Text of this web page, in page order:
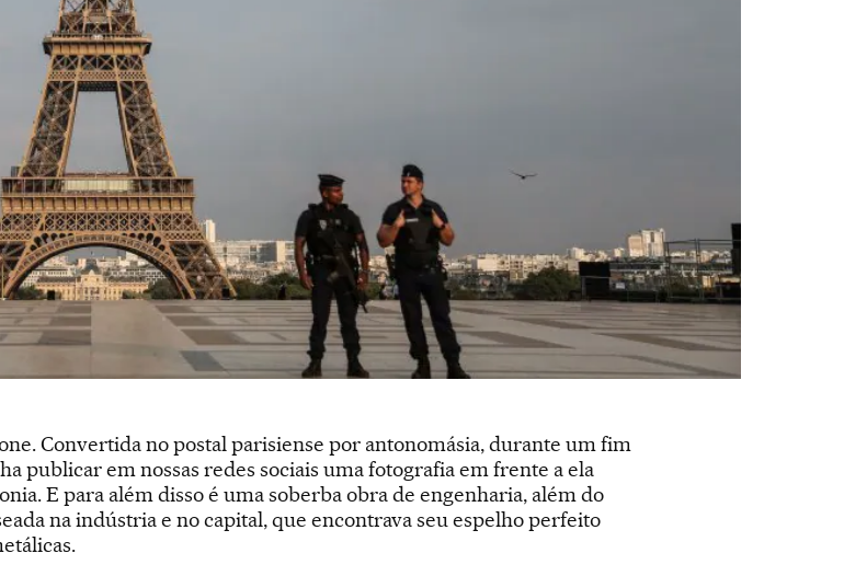
Convertida no postal parisiense por antonomásia, durante um fim
publicar em nossas redes sociais uma fotografia em frente a ela
E para além disso é uma soberba obra de engenharia, além do
na indústria e no capital, que encontrava seu espelho perfeito